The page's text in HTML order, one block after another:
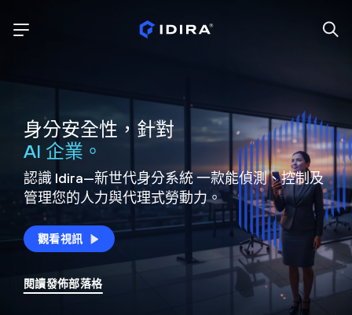
身分安全性，針對
AI 企業。
認識 Idira—新世代身分系統一款能偵測、控制及
管理您的人力與代理式勞動力。
觀看視訊
閱讀發佈部落格